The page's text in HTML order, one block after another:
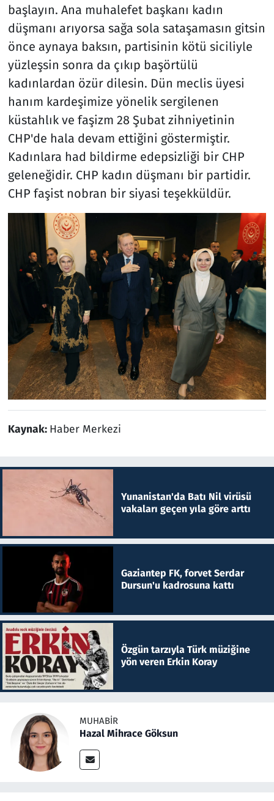
başlayın. Ana muhalefet başkanı kadın
düşmanı arıyorsa sağa sola sataşamasın gitsin
önce aynaya baksın, partisinin kötü siciliyle
yüzleşsin sonra da çıkıp başörtülü
kadınlardan özür dilesin. Dün meclis üyesi
hanım kardeşimize yönelik sergilenen
küstahlık ve faşizm 28 Şubat zihniyetinin
CHP'de hala devam ettiğini göstermiştir.
Kadınlara had bildirme edepsizliği bir CHP
geleneğidir. CHP kadın düşmanı bir partidir.
CHP faşist nobran bir siyasi teşekküldür.
Kaynak: Haber Merkezi
Yunanistan'da Batı Nil virüsü
vakaları geçen yıla göre arttı
Gaziantep FK, forvet Serdar
Dursun'u kadrosuna kattı
Özgün tarzıyla Türk müziğine
yön veren Erkin Koray
MUHABIR
Hazal Mihrace Göksun